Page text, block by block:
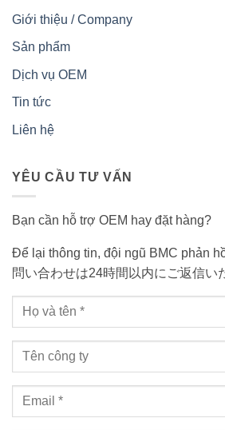
Giới thiệu / Company
Sản phẩm
Dịch vụ OEM
Tin tức
Liên hệ
YÊU CẦU TƯ VẤN
Bạn cần hỗ trợ OEM hay đặt hàng?
Để lại thông tin, đội ngũ BMC phản
問い合わせは24時間以内にご返信い